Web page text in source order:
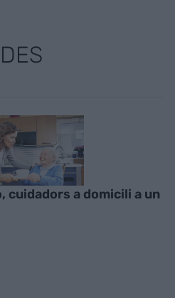
cuidadors a domicili a un